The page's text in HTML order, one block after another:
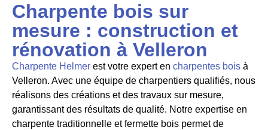
Charpente bois sur
mesure : construction et
rénovation à Velleron
Charpente Helmer est votre expert en charpentes bois à
Velleron. Avec une équipe de charpentiers qualifiés, nous
réalisons des créations et des travaux sur mesure,
garantissant des résultats de qualité. Notre expertise en
charpente traditionnelle et fermette bois permet de